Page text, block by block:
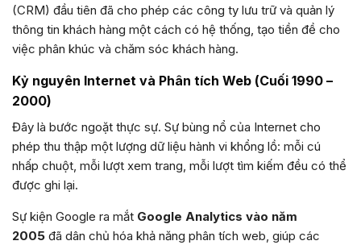
(CRM) đầu tiên đã cho phép các công ty lưu trữ và quản lý
thông tin khách hàng một cách có hệ thống, tạo tiền đề cho
việc phân khúc và chăm sóc khách hàng.
Kỷ nguyên Internet và Phân tích Web (Cuối 1990 –
2000)
Đây là bước ngoặt thực sự. Sự bùng nổ của Internet cho
phép thu thập một lượng dữ liệu hành vi khổng lồ: mỗi cú
nhấp chuột, mỗi lượt xem trang, mỗi lượt tìm kiếm đều có thể
được ghi lại.
Sự kiện Google ra mắt Google Analytics vào năm
2005 đã dân chủ hóa khả năng phân tích web, giúp các